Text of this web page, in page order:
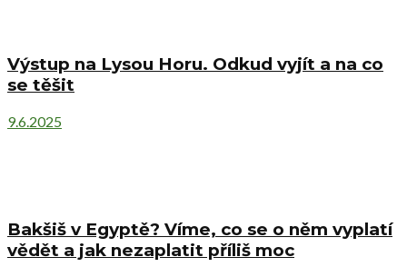
Výstup na Lysou Horu. Odkud vyjít a na co
se těšit
9.6.2025
Bakšiš v Egyptě? Víme, co se o něm vyplatí
vědět a jak nezaplatit příliš moc